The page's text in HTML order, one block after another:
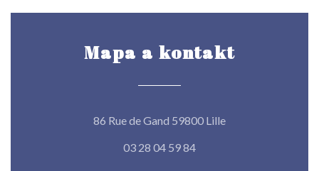
Mapa a kontakt
86 Rue de Gand 59800 Lille((otevře se v
03 28 04 59 84